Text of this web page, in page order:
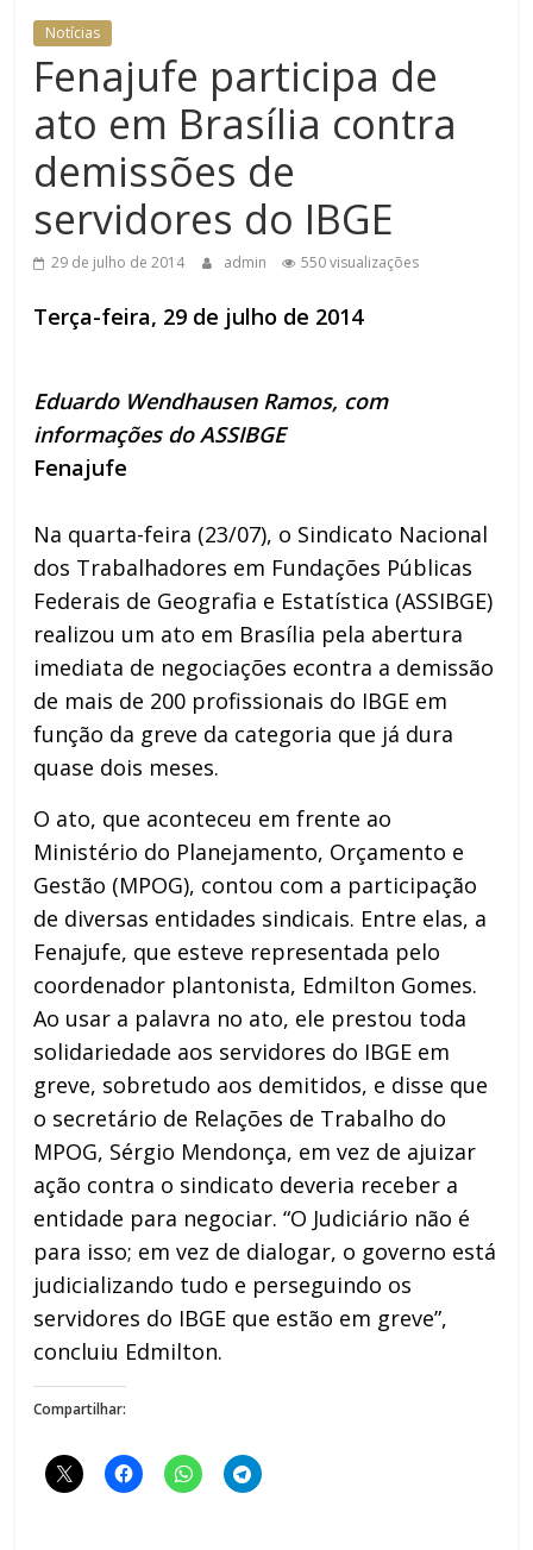
Notícias
Fenajufe participa de
ato em Brasília contra
demissões de
servidores do IBGE
29 de julho de 2014 admin 550 visualizações
Terça-feira, 29 de julho de 2014
Eduardo Wendhausen Ramos, com
informações do ASSIBGE
Fenajufe
Na quarta-feira (23/07), o Sindicato Nacional
dos Trabalhadores em Fundações Públicas
Federais de Geografia e Estatística (ASSIBGE)
realizou um ato em Brasília pela abertura
imediata de negociações econtra a demissão
de mais de 200 profissionais do IBGE em
função da greve da categoria que já dura
quase dois meses.
O ato, que aconteceu em frente ao
Ministério do Planejamento, Orçamento e
Gestão (MPOG), contou com a participação
de diversas entidades sindicais. Entre elas, a
Fenajufe, que esteve representada pelo
coordenador plantonista, Edmilton Gomes.
Ao usar a palavra no ato, ele prestou toda
solidariedade aos servidores do IBGE em
greve, sobretudo aos demitidos, e disse que
o secretário de Relações de Trabalho do
MPOG, Sérgio Mendonça, em vez de ajuizar
ação contra o sindicato deveria receber a
entidade para negociar. “O Judiciário não é
para isso; em vez de dialogar, o governo está
judicializando tudo e perseguindo os
servidores do IBGE que estão em greve”,
concluiu Edmilton.
Compartilhar: